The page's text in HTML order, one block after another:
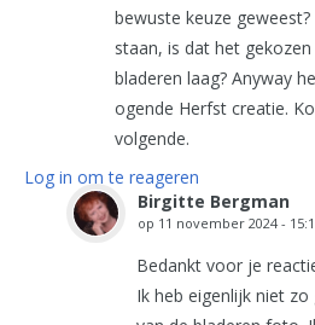
bewuste keuze geweest?
staan, is dat het
bladeren laag? Anyway
ogende Herfst creatie.
volgende.
Log in om te reageren
Birgitte Bergman
op 11 november 2024 -
Bedankt voor je
Ik heb eigenlijk niet